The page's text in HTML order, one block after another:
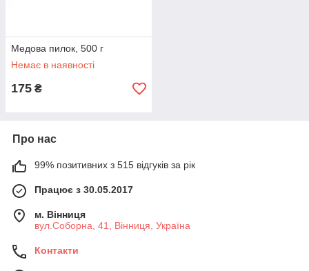
Медова пилок, 500 г
Немає в наявності
175 ₴
Про нас
99% позитивних з 515 відгуків за рік
Працює з 30.05.2017
м. Вінниця
вул.Соборна, 41, Вінниця, Україна
Контакти